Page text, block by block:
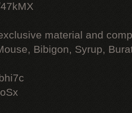
material and
Bibigon, Syrup,